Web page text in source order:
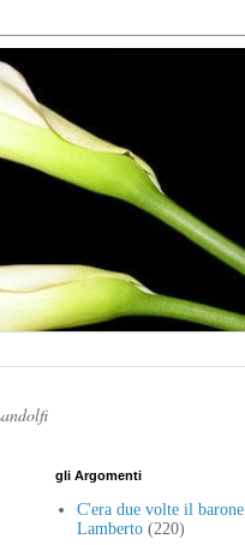
gli Argomenti
C'era due volte il barone
Lamberto (220)